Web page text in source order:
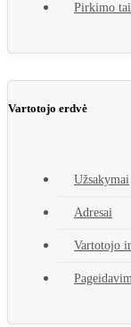
Pirkimo
Vartotojo erdvė
Užsakymai
Adresai
Vartotojo